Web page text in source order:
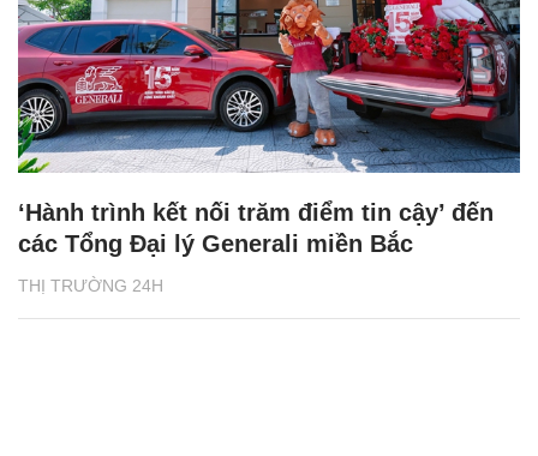
THỊ TRƯỜNG 24H
‘Hành trình kết nối trăm điểm tin cậy’ đến
các Tổng Đại lý Generali miền Bắc